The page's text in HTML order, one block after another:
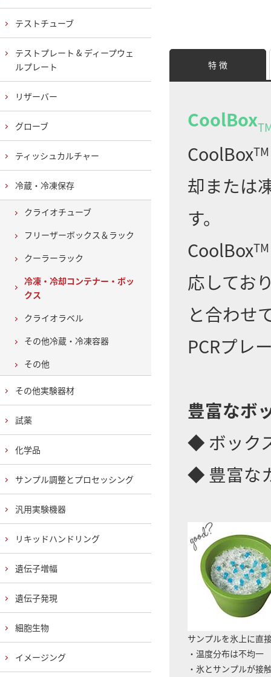
特 徴
CoolBox
CoolBoxTM
却または
す。
CoolBoxTM
応してお
と合わせ
PCRプレ
豊富なボ
◆ ボック
◆ 豊富な
サンプルを氷上に直
・温度分布は不均一
・氷とサンプルが接
テストチューブ
テストプレート & ディープウェ
ルプレート
リザーバー
グローブ
ティッシュカルチャー
冷蔵・冷凍保存
クライオチューブ
フリーザーボックス＆ラック
クーラーラック
冷凍・冷却コンテナー・ボッ
クス
クライオラベル
その他冷蔵・冷凍容器
その他
その他実験器材
試薬
化学品
サンプル調整とプロセッシング
汎用実験機器
リキッドハンドリング
遺伝子増幅
遺伝子発現
細胞生物
イメージング